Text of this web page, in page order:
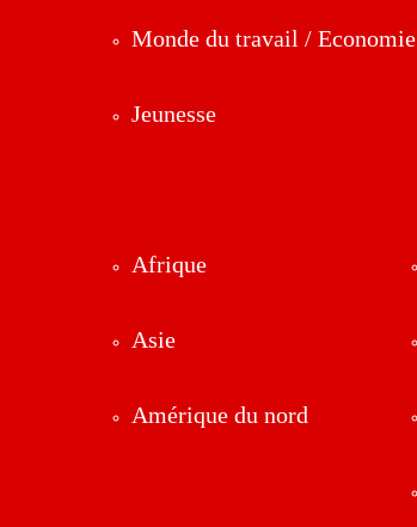
Monde du travail / Economie
Jeunesse
Afrique
Asie
Amérique du nord